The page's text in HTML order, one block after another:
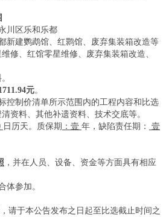
川区乐和乐都
新建鹦鹉馆、红鹮馆、废弃集装箱改造等
修、红馆零星维修、废弃集装箱改造、
元。
控制价清单所示范围内的工程内容和比选
资料、其他补遗资料、技术交底等。
日历天。质保期 ： 壹 年，缺陷责任期：
壹
，并在人员、设备、资金等方面具有相应
体参加。
请于本公告发布之日起至比选截止时间之